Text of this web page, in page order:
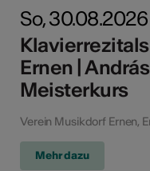
So, 30.08.2026
Ernen |
Meisterkurs
Verein Musikdorf Ernen,
Mehr dazu